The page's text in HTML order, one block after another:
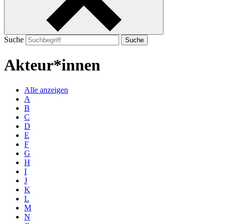
Suche Suche
Akteur*innen
Alle anzeigen
A
B
C
D
E
F
G
H
I
J
K
L
M
N